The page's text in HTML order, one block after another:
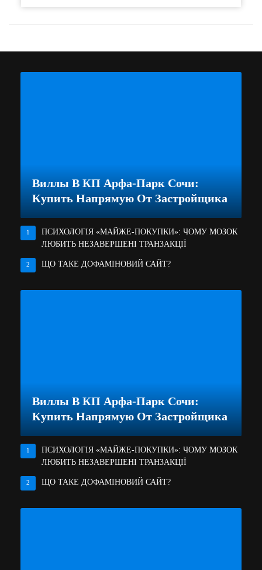
Виллы В КП Арфа-Парк Сочи:
Купить Напрямую От Застройщика
1
ПСИХОЛОГІЯ «МАЙЖЕ-ПОКУПКИ»: ЧОМУ МОЗОК
ЛЮБИТЬ НЕЗАВЕРШЕНІ ТРАНЗАКЦІЇ
2 ЩО ТАКЕ ДОФАМІНОВИЙ САЙТ?
Виллы В КП Арфа-Парк Сочи:
Купить Напрямую От Застройщика
1
ПСИХОЛОГІЯ «МАЙЖЕ-ПОКУПКИ»: ЧОМУ МОЗОК
ЛЮБИТЬ НЕЗАВЕРШЕНІ ТРАНЗАКЦІЇ
2 ЩО ТАКЕ ДОФАМІНОВИЙ САЙТ?